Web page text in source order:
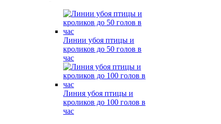
Линии убоя птицы и
кроликов до 50 голов в
час
Линия убоя птицы и
кроликов до 100 голов в
час